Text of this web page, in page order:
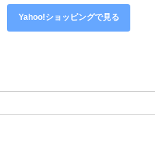
Yahoo!ショッピングで見る